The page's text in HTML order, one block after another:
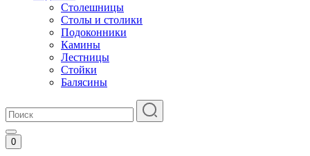
Столешницы
Столы и столики
Подоконники
Камины
Лестницы
Стойки
Балясины
0